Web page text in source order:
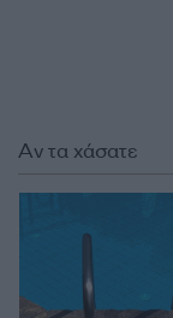
Αν τα χάσατε